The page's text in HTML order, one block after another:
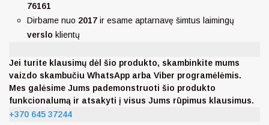
76161
Dirbame nuo 2017 ir esame aptarnavę šimtus laimingų
verslo klientų
Jei turite klausimų dėl šio produkto, skambinkite mums
vaizdo skambučiu WhatsApp arba Viber programėlėmis.
Mes galėsime Jums pademonstruoti šio produkto
funkcionalumą ir atsakyti į visus Jums rūpimus klausimus.
+370 645 37244